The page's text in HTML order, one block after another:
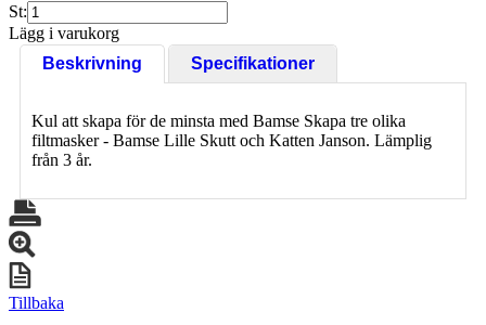
St:
Lägg i varukorg
Beskrivning
Specifikationer
Kul att skapa för de minsta med Bamse Skapa tre olika
filtmasker - Bamse Lille Skutt och Katten Janson. Lämplig
från 3 år.
Tillbaka